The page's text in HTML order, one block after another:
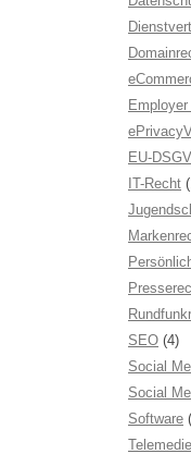
EU-
IT-Recht
SEO (4)
Social
Social
Software